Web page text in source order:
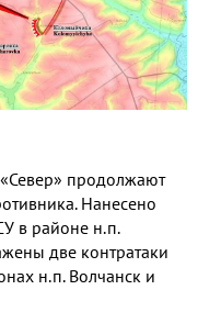
продолжают
Нанесено
в районе н.п.
две контратаки
н.п. Волчанск и